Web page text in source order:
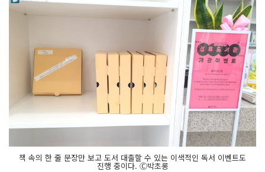
책 속의 한 줄 문장만 보고 도서 대출할 수 있는 이색적인 독서 이벤트도
진행 중이다. Ⓒ박초롱